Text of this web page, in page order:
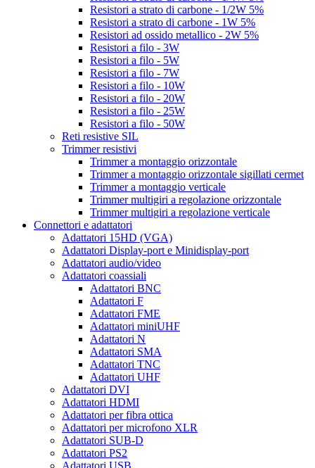
Resistori a strato di carbone - 1/2W 5%
Resistori a strato di carbone - 1W 5%
Resistori ad ossido metallico - 2W 5%
Resistori a filo - 3W
Resistori a filo - 5W
Resistori a filo - 7W
Resistori a filo - 10W
Resistori a filo - 20W
Resistori a filo - 25W
Resistori a filo - 50W
Reti resistive SIL
Trimmer resistivi
Trimmer a montaggio orizzontale
Trimmer a montaggio orizzontale sigillati cermet
Trimmer a montaggio verticale
Trimmer multigiri a regolazione orizzontale
Trimmer multigiri a regolazione verticale
Connettori e adattatori
Adattatori 15HD (VGA)
Adattatori Display-port e Minidisplay-port
Adattatori audio/video
Adattatori coassiali
Adattatori BNC
Adattatori F
Adattatori FME
Adattatori miniUHF
Adattatori N
Adattatori SMA
Adattatori TNC
Adattatori UHF
Adattatori DVI
Adattatori HDMI
Adattatori per fibra ottica
Adattatori per microfono XLR
Adattatori SUB-D
Adattatori PS2
Adattatori USB